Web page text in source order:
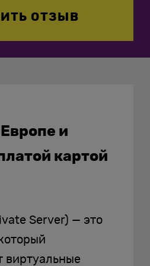
ОТЗЫВ
и
картой
Server) — это
виртуальные